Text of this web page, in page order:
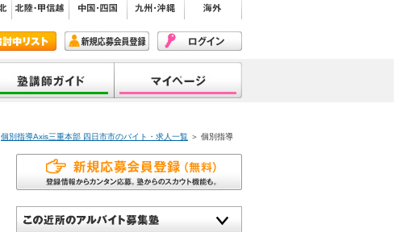
個別指導Axis三重本部 四日市市のバイト・求人一覧 ＞ 個別指導